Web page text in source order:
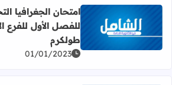
اقرأ المزيد عن امتحان الجغرافيا التجريبي لعام 2022 للفصل الأول
للفصل الأول للفرع
طولكرم
01/01/2023